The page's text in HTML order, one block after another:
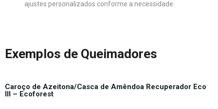
ajustes personalizados conforme a necessidade.
Exemplos de Queimadores
Caroço de Azeitona/Casca de Amêndoa Recuperador Eco
III – Ecoforest